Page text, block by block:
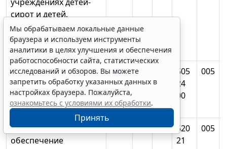
учреждениях детей-
сирот и детей,
находящихся в
трудной жизненной
ситуации
Проведение
дополнительной
диспансеризации
работающих граждан
395 09
505
24
00
005
Финансовое
обеспечение
395 09 02
520
21
005
Мы обрабатываем локальные данные
браузера и используем инструменты
аналитики в целях улучшения и обеспечения
работоспособности сайта, статистических
исследований и обзоров. Вы можете
запретить обработку указанных данных в
настройках браузера. Пожалуйста,
ознакомьтесь с условиями их обработки.
Принять